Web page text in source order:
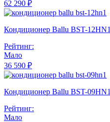
62 290 ₽
Кондиционер Ballu BST-12HN1
Рейтинг:
Мало
36 590 ₽
Кондиционер Ballu BST-09HN1
Рейтинг:
Мало